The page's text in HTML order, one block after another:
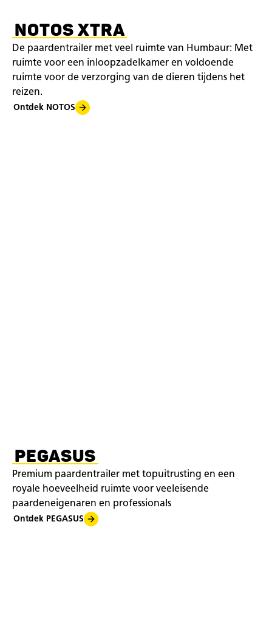
NOTOS XTRA
De paardentrailer met veel ruimte van Humbaur: Met
ruimte voor een inloopzadelkamer en voldoende
ruimte voor de verzorging van de dieren tijdens het
reizen.
Ontdek NOTOS
PEGASUS
Premium paardentrailer met topuitrusting en een
royale hoeveelheid ruimte voor veeleisende
paardeneigenaren en professionals
Ontdek PEGASUS